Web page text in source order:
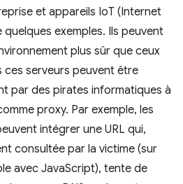
et appareils IoT (Internet
exemples. Ils peuvent
plus sûr que ceux
ces serveurs peuvent être
par des pirates informatiques à
proxy. Par exemple, les
intégrer une URL qui,
consultée par la victime (sur
avec JavaScript), tente de